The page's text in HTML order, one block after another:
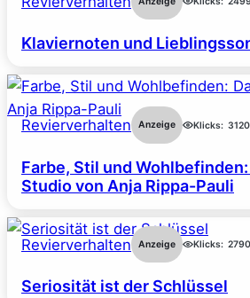
Klaviernoten und
Revierverhalten Anzeige Klicks: 3120
Farbe, Stil und
Studio von Anja Rippa-Pauli
Revierverhalten Anzeige Klicks:
Seriosität ist der Schlüssel